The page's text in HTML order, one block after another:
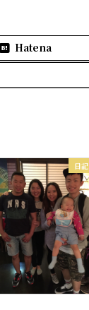
Hatena
日記